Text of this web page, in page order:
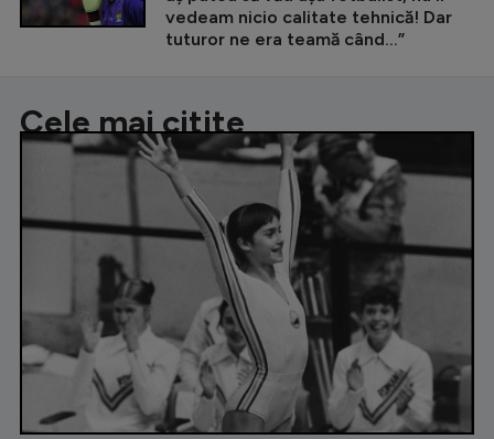
vedeam nicio calitate tehnică! Dar
tuturor ne era teamă când...”
Cele mai citite